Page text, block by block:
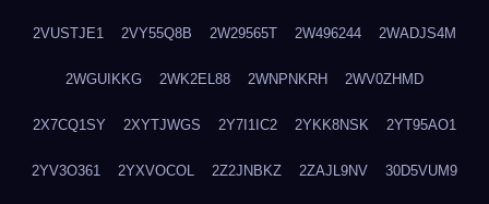
2VUSTJE1 2VY55Q8B 2W29565T 2W496244 2WADJS4M
2WGUIKKG 2WK2EL88 2WNPNKRH 2WV0ZHMD
2X7CQ1SY 2XYTJWGS 2Y7I1IC2 2YKK8NSK 2YT95AO1
2YV3O361 2YXVOCOL 2Z2JNBKZ 2ZAJL9NV 30D5VUM9